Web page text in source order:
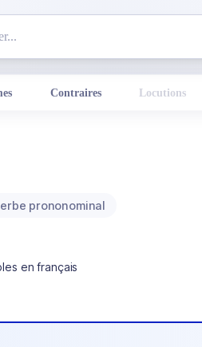
Contraires Locutions
prononominal
en français